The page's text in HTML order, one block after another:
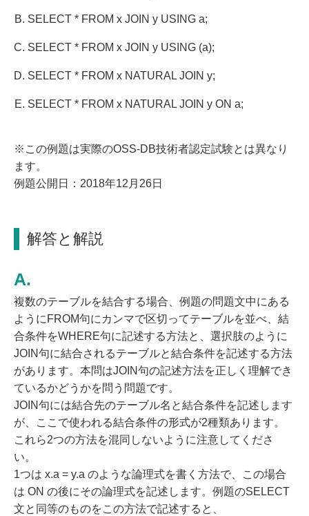
SELECT * FROM x JOIN y USING a;
SELECT * FROM x JOIN y USING (a);
SELECT * FROM x NATURAL JOIN y;
SELECT * FROM x NATURAL JOIN y ON a;
※この例題は実際のOSS-DB技術者認定試験とは異なり
ます。
例題公開日：2018年12月26日
解答と解説
複数のテーブルを結合する場合、例題の問題文中にある
ようにFROM句にカンマで区切ってテーブルを並べ、結
合条件をWHERE句に記述する方法と、選択肢のように
JOIN句に結合されるテーブルと結合条件を記述する方法
があります。本問はJOIN句の記述方法を正しく理解でき
ているかどうかを問う問題です。
JOIN句には結合先のテーブル名と結合条件を記述します
が、ここで使われる結合条件の形式が2種類あります。
これら2つの方法を混同しないように注意してくださ
い。
1つは x.a = y.a のような論理式を書く方法で、この場合
は ON の後にその論理式を記述します。例題のSELECT
文と同等のものをこの方法で記述すると、